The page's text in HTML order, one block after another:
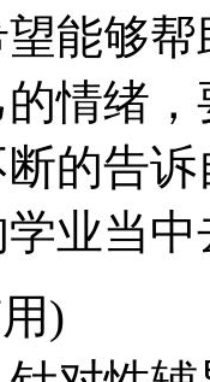
能够
情绪
的告
学业当
)